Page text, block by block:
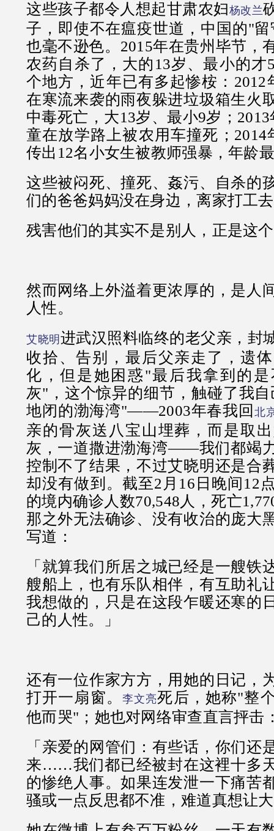
这些孩子都令人想起甘肃农妇杨改兰
子，即使不在瘟疫世道，中国的"
也毫不逊色。2015年在贵州毕节，
农药自杀了，大的13岁、最小的才
个地方，近年已有多起惨桉：2012
在寒流来袭的雨夜躲进垃圾箱生火
中毒死亡，大13岁、最小9岁；
童在放学路上被农用车撞死；2014
传出12名小女生被教师强暴，年
这些被闷死、撞死、姦污、自杀的
们的爸爸妈妈没在身边，离家打工
残害他们的其实不是别人，正是这
然而网络上外溢着更浓厚的，是人
人性。
艾晓明 进武汉照料临终的老父亲，封
收拾、告别，最后父亲走了，遗
化，但是她困惑"最后我拿到的
灰"，这个惊异的细节，触碰了我
地闭的渤海湾"——2003年春我回 北
亲的骨灰送八宝山埋葬，而是取
灰，一道撒进渤海湾——我们都竭
控制不了结果，不过艾晓明还是合
却没有做到。截至2月16日晚间12
的境内确诊人数70,548人，死亡
那之外无法确诊、没有收治的庞大
写道：
「就算我们所居之城已经是一艘铁
艘船上，也有乐队相伴，有互助礼
我想做的，只是在这段乍暖还寒的
己的人性。」
还有一位作家方方，用她的日记，
打开一扇窗。
李文亮死后，她称"整
他而哭"；她也对网络审查直言抨击
「亲爱的网管们：有些话，你们还
来……我们都已经被封在这裡十多
的惨绝人事。如果连发泄一下痛苦
骚或一点反思都不准，难道真想让